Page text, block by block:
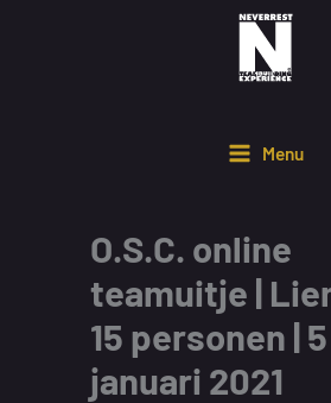
Menu
O.S.C. online
teamuitje |
15 personen | 5
januari 2021